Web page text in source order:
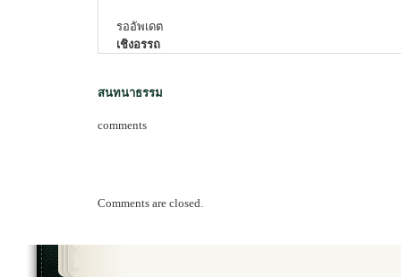
รออัพเดต
เชิงอรรถ
สนทนาธรรม
comments
Comments are closed.